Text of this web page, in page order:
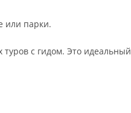
или парки.
туров с гидом. Это идеальный